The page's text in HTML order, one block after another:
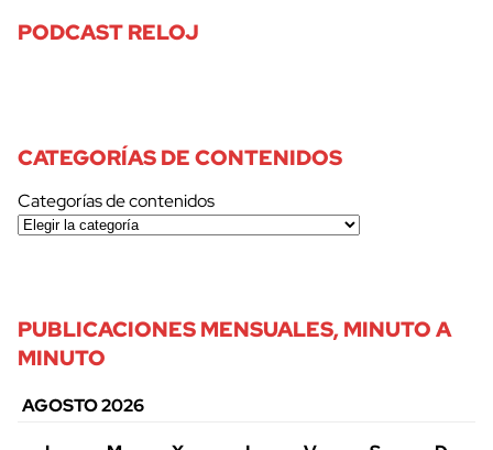
PODCAST RELOJ
CATEGORÍAS DE CONTENIDOS
Categorías de contenidos
PUBLICACIONES MENSUALES, MINUTO A
MINUTO
AGOSTO 2026